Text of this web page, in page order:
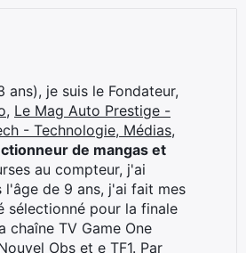
je suis le Fondateur,
, Le Mag Auto Prestige -
- Technologie, Médias,
de mangas et
au compteur, j'ai
l'âge de 9 ans, j'ai fait mes
sélectionné pour la finale
chaîne TV Game One
Obs et e TF1. Par